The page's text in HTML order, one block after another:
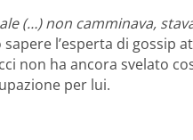
(…) non camminava,
l’esperta di gossip
non ha ancora svelato
per lui.